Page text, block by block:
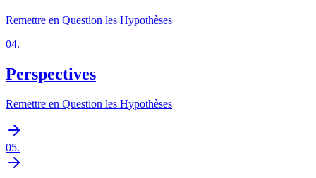
Remettre en Question les Hypothèses
04.
Perspectives
Remettre en Question les Hypothèses
05.